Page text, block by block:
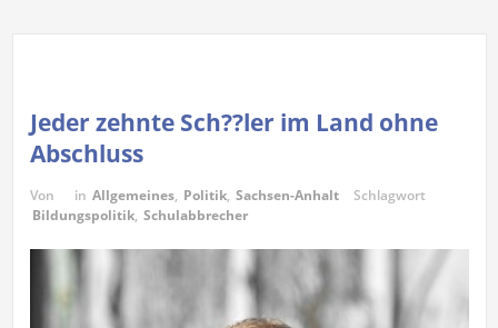
Jeder zehnte Sch??ler im Land ohne
Abschluss
Von in Allgemeines, Politik, Sachsen-Anhalt
Schlagwort
Bildungspolitik, Schulabbrecher